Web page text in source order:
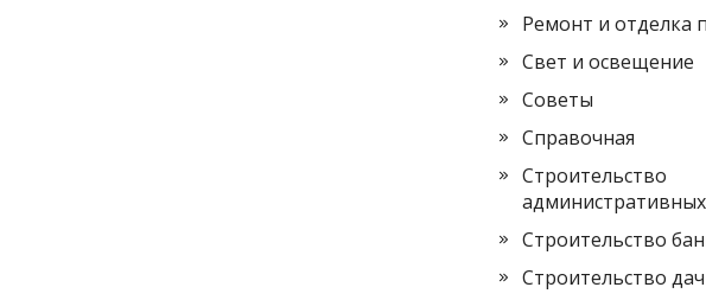
Ремонт и отделка
Свет и освещение
Советы
Справочная
Строительство
Строительство
Строительство